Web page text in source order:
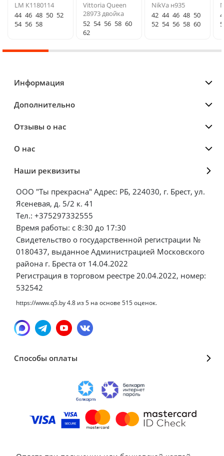
LM К1180114
44 46 48 50 52
54 56 58
Vittoria Queen
28973 двойка
52 54 56 58 60
62
NikVa н935
42 44 46 48 50
52 54 56 58 60
Информация
Дополнительно
Отзывы о нас
О нас
Наши реквизиты
ООО "Ты прекрасна" Адрес: РБ, 224030, г. Брест, ул.
Ясеневая, д. 5/2 к. 41
Тел.: +375297332555
Время работы: с 8:30 до 17:30
Свидетельство о государственной регистрации №
0180437, выданное Администрацией Московского
района г. Бреста от 14.04.2022
Регистрация в торговом реестре 20.04.2022, номер:
532542
https://www.q5.by4.8 из5 на основе 515оценок.
Способы оплаты